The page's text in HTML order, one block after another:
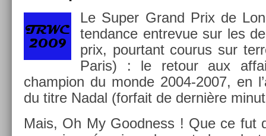
Le Super Grand Prix de
ten­dance en­trevue sur les
prix, pour­tant co­urus sur
Paris) : le re­tour aux
champ­ion du monde 2004-2007, en
du titre Nadal (for­fait de dernière
Mais, Oh My Good­ness ! Que ce fut